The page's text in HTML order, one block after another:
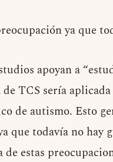
ya que
apoyan a
TCS sería
de autismo. Esto
que todavía no hay
de estas